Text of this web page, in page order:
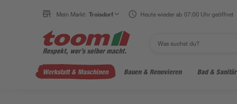
Mein Markt: Troisdorf Heute wieder ab 07:00 Uhr geöffnet
Werkstatt & Maschinen Bauen & Renovieren Bad & Sanitär